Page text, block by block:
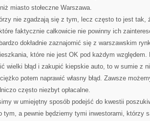
miasto stołeczne Warszawa.
nie zgadzają się z tym, lecz często to jest tak,
faktycznie całkowicie nie powinny ich
dokładnie zaznajomić się z warszawskim
które nie jest OK pod każdym
wielki błąd i zakupić kiepskie auto, to w sumie z
potem naprawić własny błąd. Zawsze
często niezbyt opłacalne.
w umiejętny sposób podejść do kwestii
tym, a pewnie będziemy tymi inwestorami, którzy